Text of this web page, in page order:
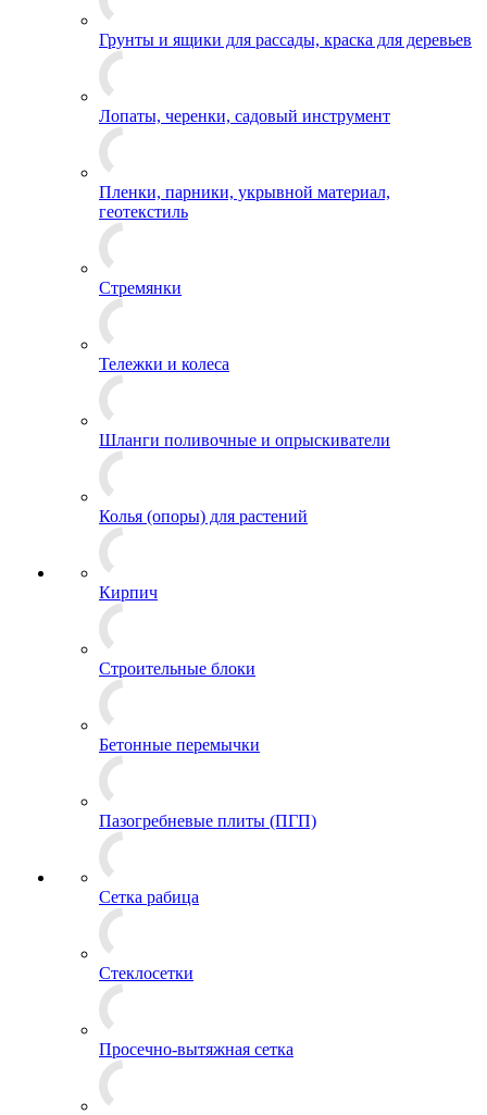
Грунты и ящики для рассады, краска для деревьев
Лопаты, черенки, садовый инструмент
Пленки, парники, укрывной материал,
геотекстиль
Стремянки
Тележки и колеса
Шланги поливочные и опрыскиватели
Колья (опоры) для растений
Кирпич
Строительные блоки
Бетонные перемычки
Пазогребневые плиты (ПГП)
Сетка рабица
Стеклосетки
Просечно-вытяжная сетка